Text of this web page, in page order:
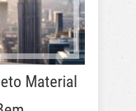
Material